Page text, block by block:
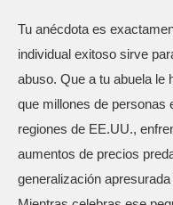
Tu anécdota es
individual exitoso sirve
abuso. Que a tu abuela le
que millones de personas
regiones de EE.UU.,
aumentos de precios
generalización